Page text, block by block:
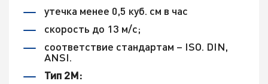
утечка менее 0,5 куб. см в час
скорость до 13 м/с;
соответствие стандартам – ISO. DIN,
ANSI.
Тип 2М: